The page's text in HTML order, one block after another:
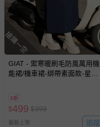
搶購一空
GIAT - 禦寒暖刷毛防風萬用機
能裙/機車裙-綁帶素面款-星霧
5折
$499 $999
最新上架 追蹤